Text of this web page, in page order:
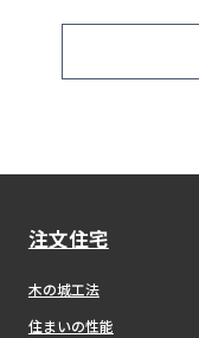
注文住宅
木の城工法
住まいの性能